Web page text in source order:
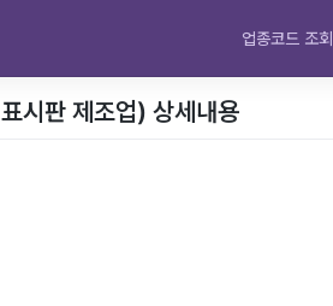
업종코드 조회
시판 제조업) 상세내용